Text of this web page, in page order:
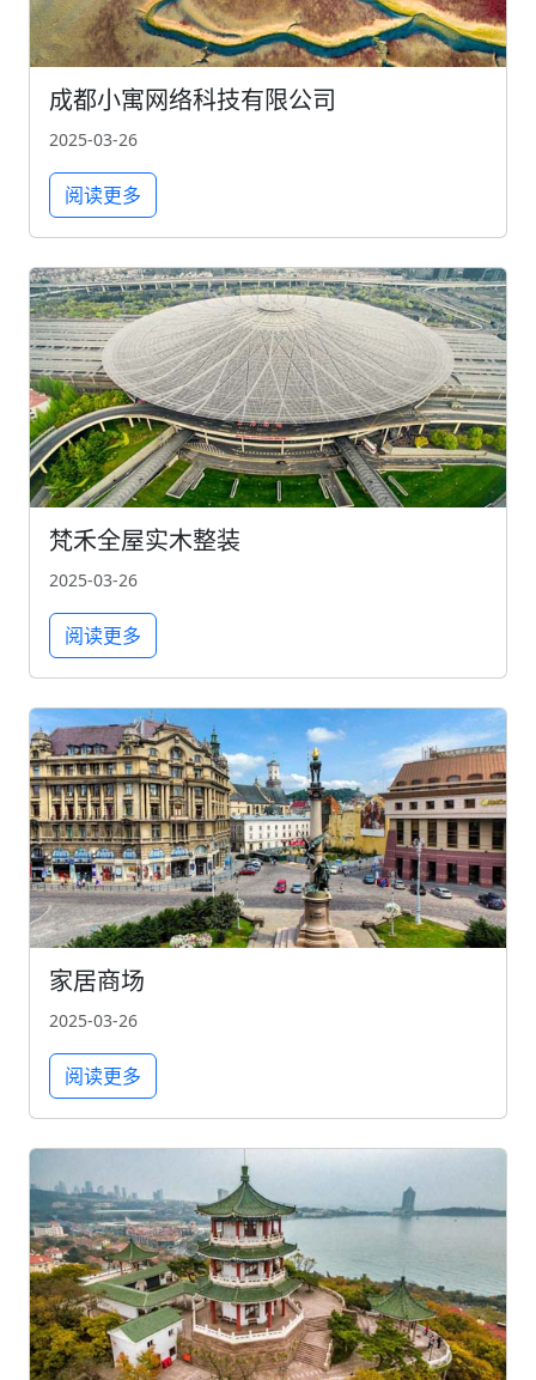
成都小寓网络科技有限公司
2025-03-26
阅读更多
梵禾全屋实木整装
2025-03-26
阅读更多
家居商场
2025-03-26
阅读更多